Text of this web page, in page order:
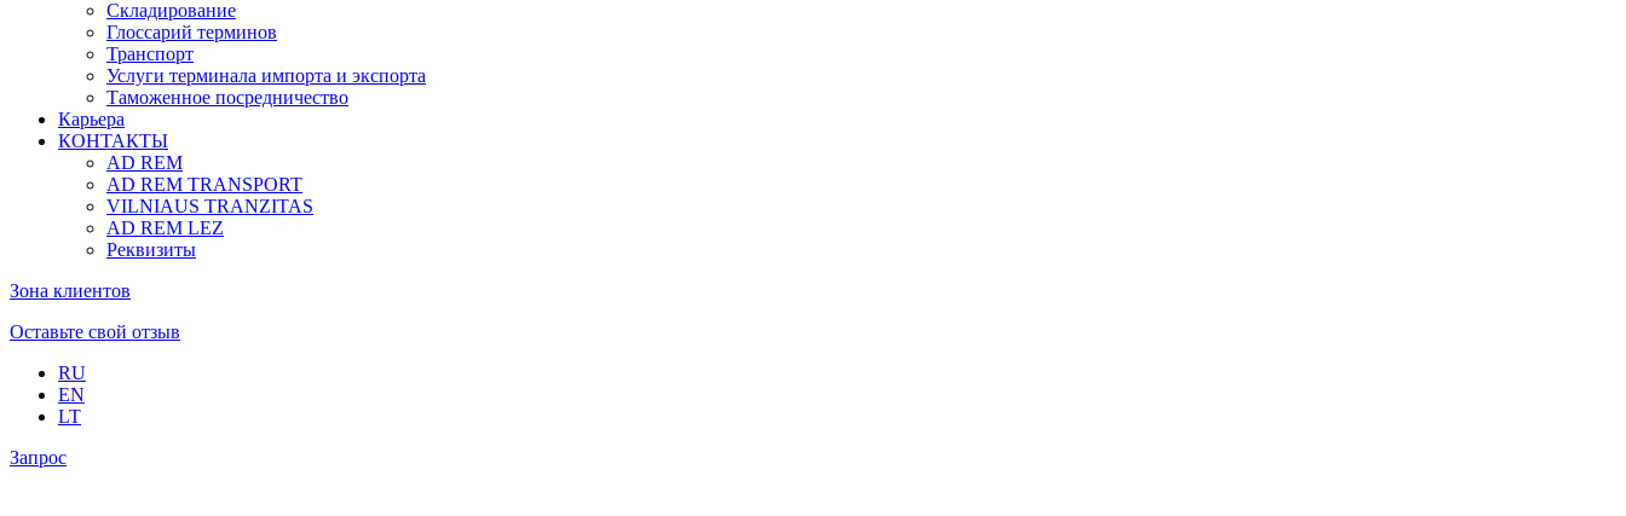
Складирование
Глоссарий терминов
Транспорт
Услуги терминала импорта и экспорта
Таможенное посредничество
Карьера
КОНТАКТЫ
AD REM
AD REM TRANSPORT
VILNIAUS TRANZITAS
AD REM LEZ
Реквизиты
Зона клиентов
Оставьте свой отзыв
RU
EN
LT
Запрос